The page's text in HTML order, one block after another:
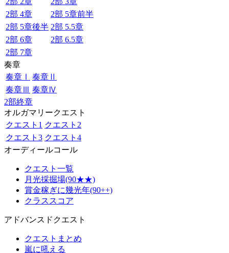
2部 4章
2部 5章前半
2部 5章後半 2部 5.5章
2部 6章
2部 6.5章
2部 7章
奏章
奏章Ⅰ
奏章Ⅱ
奏章Ⅲ 奏章Ⅳ
2部終章
オルガマリークエスト
クエスト1 クエスト2
クエスト3 クエスト4
オーディールコール
クエスト一覧
月光採掘場(90★★)
賞金稼ぎに幾光年(90++)
クラススコア
アドバンスドクエスト
クエストまとめ
嵐に吼える